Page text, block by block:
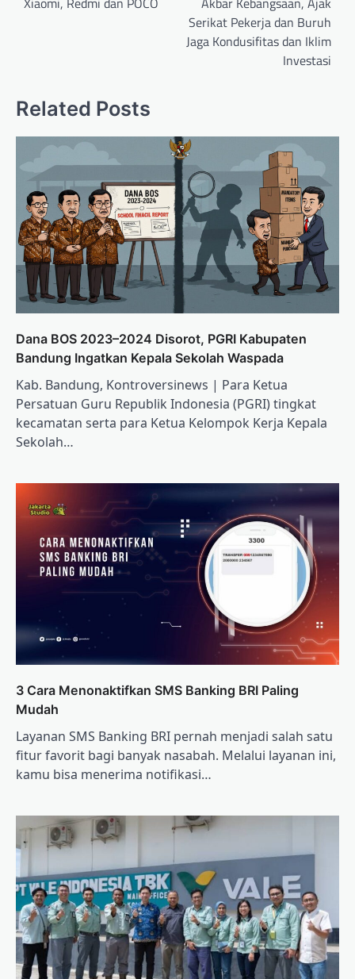
Serikat Pekerja dan Buruh
Jaga Kondusifitas dan Iklim
Investasi
Related Posts
Dana BOS 2023–2024 Disorot, PGRI Kabupaten
Bandung Ingatkan Kepala Sekolah Waspada
Kab. Bandung, Kontroversinews | Para Ketua
Persatuan Guru Republik Indonesia (PGRI) tingkat
kecamatan serta para Ketua Kelompok Kerja Kepala
Sekolah…
3 Cara Menonaktifkan SMS Banking BRI Paling
Mudah
Layanan SMS Banking BRI pernah menjadi salah satu
fitur favorit bagi banyak nasabah. Melalui layanan ini,
kamu bisa menerima notifikasi…